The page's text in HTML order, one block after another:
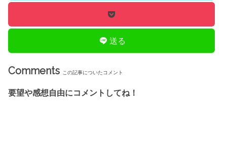
送る
Comments この記事についたコメント
要望や感想自由にコメントしてね！